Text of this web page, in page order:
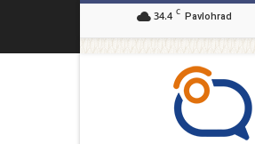
34.4 C Pavlohrad